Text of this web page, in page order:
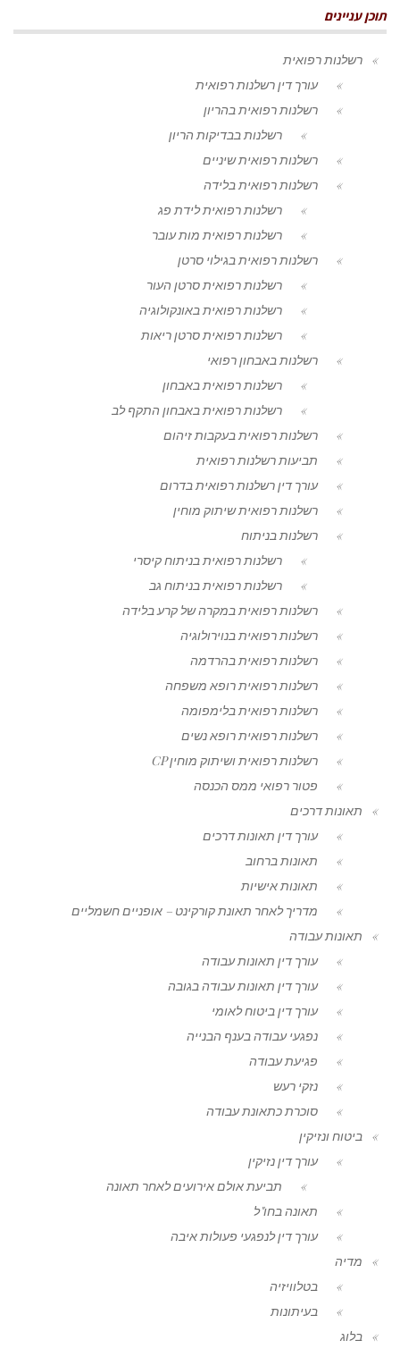
תוכן עניינים
רשלנות רפואית
עורך דין רשלנות רפואית
רשלנות רפואית בהריון
רשלנות בבדיקות הריון
רשלנות רפואית שיניים
רשלנות רפואית בלידה
רשלנות רפואית לידת פג
רשלנות רפואית מות עובר
רשלנות רפואית בגילוי סרטן
רשלנות רפואית סרטן העור
רשלנות רפואית באונקולוגיה
רשלנות רפואית סרטן ריאות
רשלנות באבחון רפואי
רשלנות רפואית באבחון
רשלנות רפואית באבחון התקף לב
רשלנות רפואית בעקבות זיהום
תביעות רשלנות רפואית
עורך דין רשלנות רפואית בדרום
רשלנות רפואית שיתוק מוחין
רשלנות בניתוח
רשלנות רפואית בניתוח קיסרי
רשלנות רפואית בניתוח גב
רשלנות רפואית במקרה של קרע בלידה
רשלנות רפואית בנוירולוגיה
רשלנות רפואית בהרדמה
רשלנות רפואית רופא משפחה
רשלנות רפואית בלימפומה
רשלנות רפואית רופא נשים
רשלנות רפואית ושיתוק מוחין CP
פטור רפואי ממס הכנסה
תאונות דרכים
עורך דין תאונות דרכים
תאונות ברחוב
תאונות אישיות
מדריך לאחר תאונת קורקינט – אופניים חשמליים
תאונות עבודה
עורך דין תאונות עבודה
עורך דין תאונות עבודה בגובה
עורך דין ביטוח לאומי
נפגעי עבודה בענף הבנייה
פגיעת עבודה
נזקי רעש
סוכרת כתאונת עבודה
ביטוח ונזיקין
עורך דין נזיקין
תביעת אולם אירועים לאחר תאונה
תאונה בחו"ל
עורך דין לנפגעי פעולות איבה
מדיה
בטלוויזיה
בעיתונות
בלוג